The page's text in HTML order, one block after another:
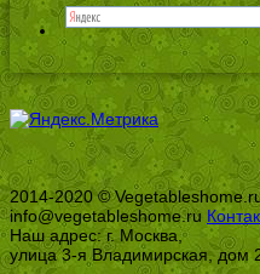
2014-2020 ©
info@vegetableshome.ru
Наш адрес: г. Москва,
улица 3-я Владимирская, дом